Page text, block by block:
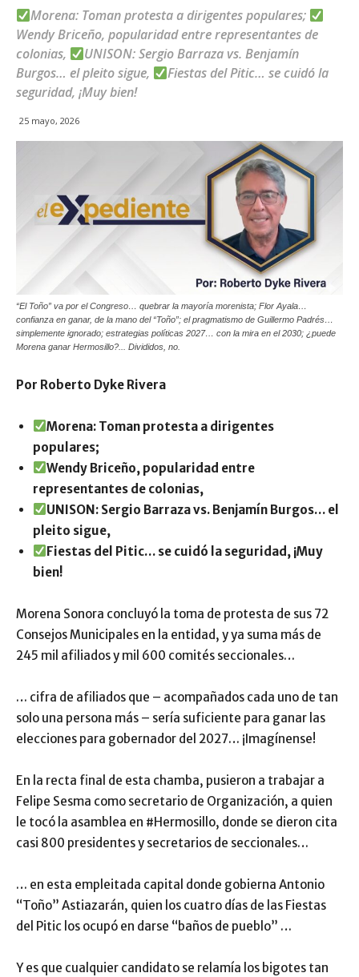
Morena: Toman protesta a dirigentes populares;
Wendy Briceño, popularidad entre representantes de
colonias,
UNISON: Sergio Barraza vs. Benjamín
Burgos… el pleito sigue,
Fiestas del Pitic… se cuidó la
seguridad, ¡Muy bien!
25 mayo, 2026
“El Toño” va por el Congreso… quebrar la mayoría morenista; Flor Ayala…
confianza en ganar, de la mano del “Toño”; el pragmatismo de Guillermo Padrés…
simplemente ignorado; estrategias políticas 2027… con la mira en el 2030; ¿puede
Morena ganar Hermosillo?... Divididos, no.
Por Roberto Dyke Rivera
Morena: Toman protesta a dirigentes
populares;
Wendy Briceño, popularidad entre
representantes de colonias,
UNISON: Sergio Barraza vs. Benjamín Burgos… el
pleito sigue,
Fiestas del Pitic… se cuidó la seguridad, ¡Muy
bien!
Morena Sonora concluyó la toma de protesta de sus 72
Consejos Municipales en la entidad, y ya suma más de
245 mil afiliados y mil 600 comités seccionales…
… cifra de afiliados que – acompañados cada uno de tan
solo una persona más – sería suficiente para ganar las
elecciones para gobernador del 2027… ¡Imagínense!
En la recta final de esta chamba, pusieron a trabajar a
Felipe Sesma como secretario de Organización, a quien
le tocó la asamblea en #Hermosillo, donde se dieron cita
casi 800 presidentes y secretarios de seccionales…
… en esta empleitada capital donde gobierna Antonio
“Toño” Astiazarán, quien los cuatro días de las Fiestas
del Pitic los ocupó en darse “baños de pueblo” …
Y es que cualquier candidato se relamía los bigotes tan